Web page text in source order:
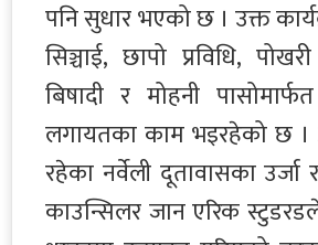
पनि सुधार भएको छ । उक्त
सिञ्चाई, छापो प्रविधि,
बिषादी र मोहनी
लगायतका काम भइरहेको छ ।
रहेका नर्वेली दूतावासका
काउन्सिलर जान एरिक